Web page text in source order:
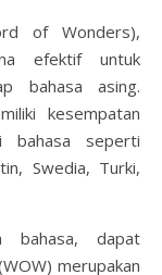
of Wonders),
efektif untuk
bahasa asing.
kesempatan
bahasa seperti
Swedia, Turki,
bahasa, dapat
merupakan